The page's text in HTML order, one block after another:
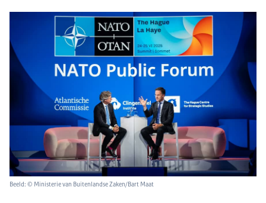
Beeld: © Ministerie van Buitenlandse Zaken/Bart Maat